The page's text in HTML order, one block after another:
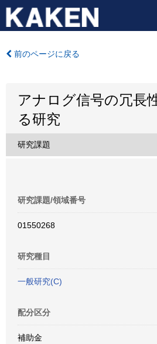
前のページに戻る
アナログ信号の冗長
る研究
研究課題
研究課題/領域番号
01550268
研究種目
一般研究(C)
配分区分
補助金